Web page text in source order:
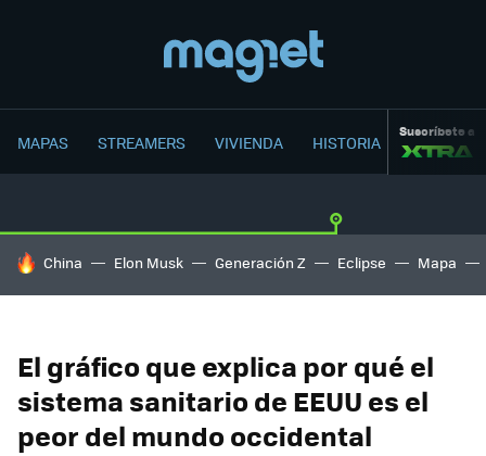
MAPAS STREAMERS VIVIENDA HISTORIA Suscríbete a
HOY SE HABLA DE
China Elon Musk Generación Z Eclipse Mapa
El gráfico que explica por qué el
sistema sanitario de EEUU es el
peor del mundo occidental